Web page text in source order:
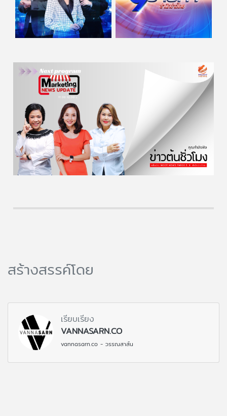
สร้างสรรค์โดย
เรียบเรียง
VANNASARN.CO
vannasarn.co - วรรณสาส์น